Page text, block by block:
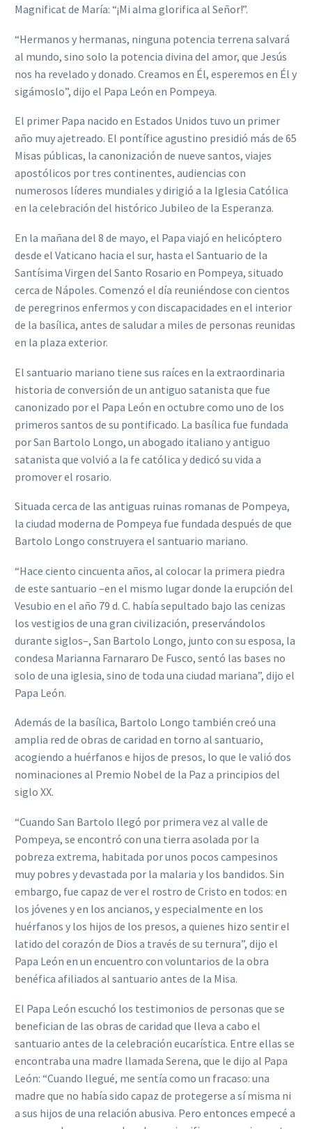
Magnificat de María: “¡Mi alma glorifica al Señor!”.
“Hermanos y hermanas, ninguna potencia terrena salvará
al mundo, sino solo la potencia divina del amor, que Jesús
nos ha revelado y donado. Creamos en Él, esperemos en Él y
sigámoslo”, dijo el Papa León en Pompeya.
El primer Papa nacido en Estados Unidos tuvo un primer
año muy ajetreado. El pontífice agustino presidió más de 65
Misas públicas, la canonización de nueve santos, viajes
apostólicos por tres continentes, audiencias con
numerosos líderes mundiales y dirigió a la Iglesia Católica
en la celebración del histórico Jubileo de la Esperanza.
En la mañana del 8 de mayo, el Papa viajó en helicóptero
desde el Vaticano hacia el sur, hasta el Santuario de la
Santísima Virgen del Santo Rosario en Pompeya, situado
cerca de Nápoles. Comenzó el día reuniéndose con cientos
de peregrinos enfermos y con discapacidades en el interior
de la basílica, antes de saludar a miles de personas reunidas
en la plaza exterior.
El santuario mariano tiene sus raíces en la extraordinaria
historia de conversión de un antiguo satanista que fue
canonizado por el Papa León en octubre como uno de los
primeros santos de su pontificado. La basílica fue fundada
por San Bartolo Longo, un abogado italiano y antiguo
satanista que volvió a la fe católica y dedicó su vida a
promover el rosario.
Situada cerca de las antiguas ruinas romanas de Pompeya,
la ciudad moderna de Pompeya fue fundada después de que
Bartolo Longo construyera el santuario mariano.
“Hace ciento cincuenta años, al colocar la primera piedra
de este santuario –en el mismo lugar donde la erupción del
Vesubio en el año 79 d. C. había sepultado bajo las cenizas
los vestigios de una gran civilización, preservándolos
durante siglos–, San Bartolo Longo, junto con su esposa, la
condesa Marianna Farnararo De Fusco, sentó las bases no
solo de una iglesia, sino de toda una ciudad mariana”, dijo el
Papa León.
Además de la basílica, Bartolo Longo también creó una
amplia red de obras de caridad en torno al santuario,
acogiendo a huérfanos e hijos de presos, lo que le valió dos
nominaciones al Premio Nobel de la Paz a principios del
siglo XX.
“Cuando San Bartolo llegó por primera vez al valle de
Pompeya, se encontró con una tierra asolada por la
pobreza extrema, habitada por unos pocos campesinos
muy pobres y devastada por la malaria y los bandidos. Sin
embargo, fue capaz de ver el rostro de Cristo en todos: en
los jóvenes y en los ancianos, y especialmente en los
huérfanos y los hijos de los presos, a quienes hizo sentir el
latido del corazón de Dios a través de su ternura”, dijo el
Papa León en un encuentro con voluntarios de la obra
benéfica afiliados al santuario antes de la Misa.
El Papa León escuchó los testimonios de personas que se
benefician de las obras de caridad que lleva a cabo el
santuario antes de la celebración eucarística. Entre ellas se
encontraba una madre llamada Serena, que le dijo al Papa
León: “Cuando llegué, me sentía como un fracaso: una
madre que no había sido capaz de protegerse a sí misma ni
a sus hijos de una relación abusiva. Pero entonces empecé a